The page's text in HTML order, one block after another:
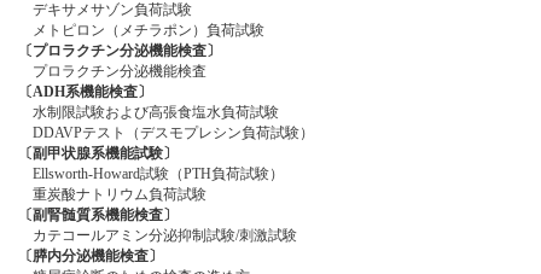
デキサメサゾン負荷試験
メトピロン（メチラポン）負荷試験
〔プロラクチン分泌機能検査〕
プロラクチン分泌機能検査
〔ADH系機能検査〕
水制限試験および高張食塩水負荷試験
DDAVPテスト（デスモプレシン負荷試験）
〔副甲状腺系機能試験〕
Ellsworth-Howard試験（PTH負荷試験）
重炭酸ナトリウム負荷試験
〔副腎髄質系機能検査〕
カテコールアミン分泌抑制試験/刺激試験
〔膵内分泌機能検査〕